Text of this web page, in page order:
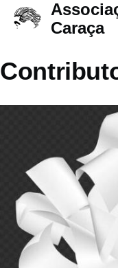
Passar para o
Caraça